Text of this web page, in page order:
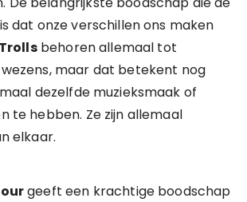
dat onze verschillen ons maken
Trollsbehoren allemaal tot
maar dat betekent nog
dezelfde muzieksmaak of
te hebben. Ze zijn allemaal
elkaar.
geeft een krachtige boodschap